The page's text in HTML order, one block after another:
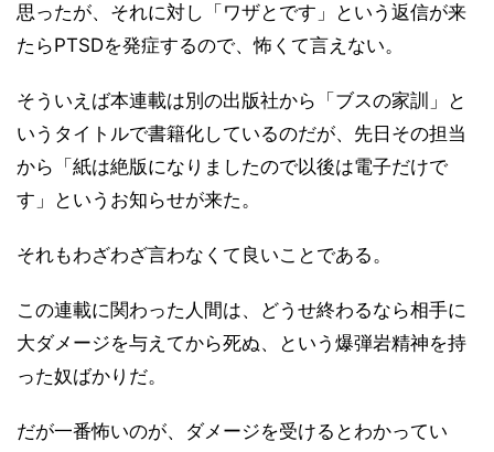
思ったが、それに対し「ワザとです」という返信が来
たらPTSDを発症するので、怖くて言えない。
そういえば本連載は別の出版社から「ブスの家訓」と
いうタイトルで書籍化しているのだが、先日その担当
から「紙は絶版になりましたので以後は電子だけで
す」というお知らせが来た。
それもわざわざ言わなくて良いことである。
この連載に関わった人間は、どうせ終わるなら相手に
大ダメージを与えてから死ぬ、という爆弾岩精神を持
った奴ばかりだ。
だが一番怖いのが、ダメージを受けるとわかってい